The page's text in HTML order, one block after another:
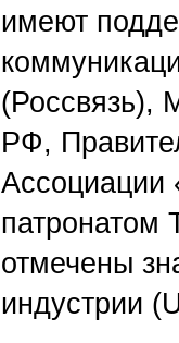
имеют
(Россвязь),
РФ,
патронатом
отмечены
индустрии